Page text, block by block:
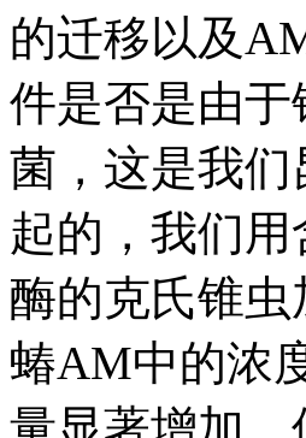
的迁移以及
件是否是由
菌，这是我
起的，我们
酶的克氏锥
蝽AM中的浓
量显著增加